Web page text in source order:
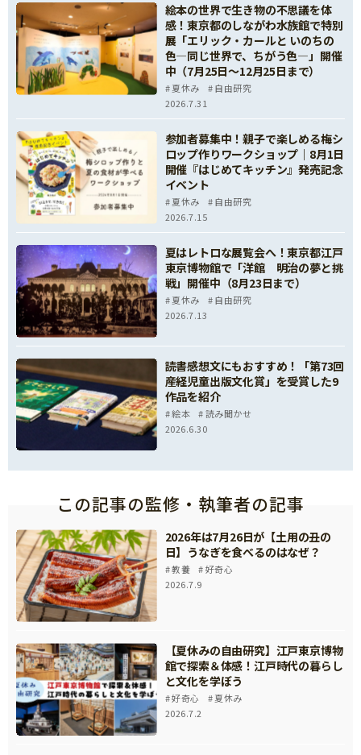
絵本の世界で生き物の不思議を体
感！東京都のしながわ水族館で特別
展「エリック・カールと いのちの
色—同じ世界で、ちがう色—」開催
中（7月25日～12月25日まで）
夏休み
自由研究
2026.7.31
参加者募集中！親子で楽しめる梅シ
ロップ作りワークショップ｜8月1日
開催『はじめてキッチン』発売記念
イベント
夏休み
自由研究
2026.7.15
夏はレトロな展覧会へ！東京都江戸
東京博物館で「洋館 明治の夢と挑
戦」開催中（8月23日まで）
夏休み
自由研究
2026.7.13
読書感想文にもおすすめ！「第73回
産経児童出版文化賞」を受賞した9
作品を紹介
絵本
読み聞かせ
2026.6.30
この記事の監修・執筆者の記事
2026年は7月26日が【土用の丑の
日】うなぎを食べるのはなぜ？
教養
好奇心
2026.7.9
【夏休みの自由研究】江戸東京博物
館で探索＆体感！江戸時代の暮らし
と文化を学ぼう
好奇心
夏休み
2026.7.2